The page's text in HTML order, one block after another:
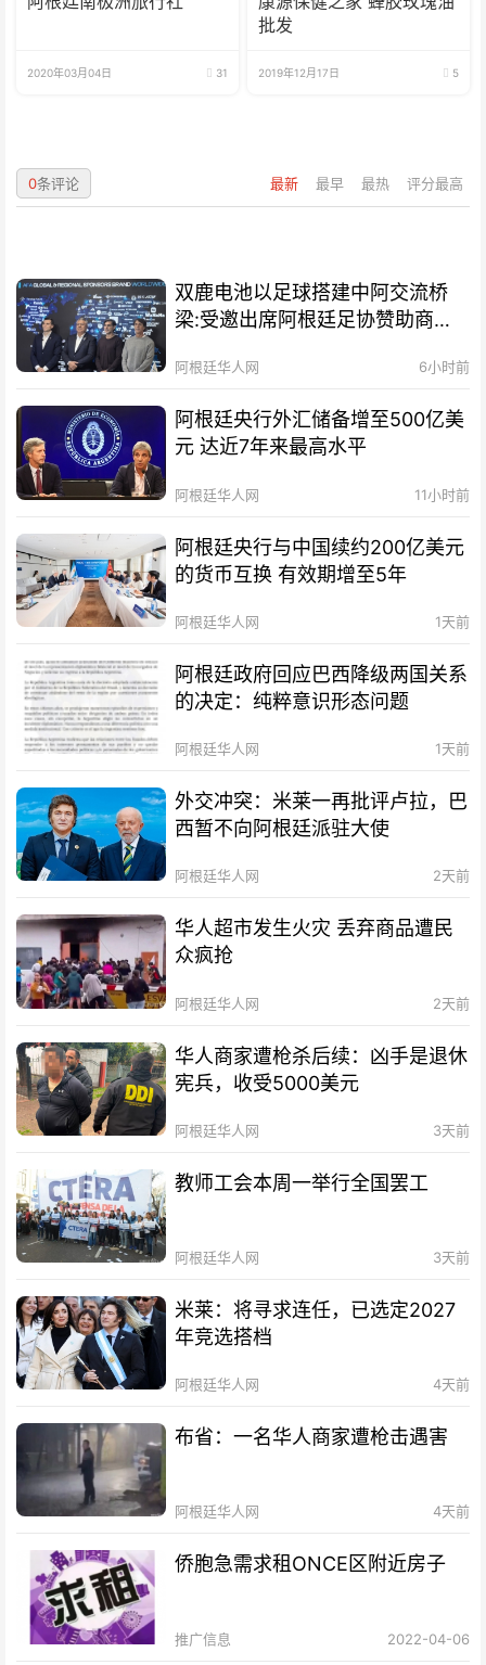
2020年03月04日 31
批发
2019年12月17日 5
最新 最早 最热 评分最高
0条评论
双鹿电池以足球搭建中阿交流桥
梁:受邀出席阿根廷足协赞助商招
阿根廷华人网 6小时前
阿根廷央行外汇储备增至500亿美
元 达近7年来最高水平
阿根廷华人网 11小时前
阿根廷央行与中国续约200亿美元
的货币互换 有效期增至5年
阿根廷华人网 1天前
阿根廷政府回应巴西降级两国关系
的决定：纯粹意识形态问题
阿根廷华人网 1天前
外交冲突：米莱一再批评卢拉，巴
西暂不向阿根廷派驻大使
阿根廷华人网 2天前
华人超市发生火灾 丢弃商品遭民
众疯抢
阿根廷华人网 2天前
华人商家遭枪杀后续：凶手是退休
宪兵，收受5000美元
阿根廷华人网 3天前
教师工会本周一举行全国罢工
阿根廷华人网 3天前
米莱：将寻求连任，已选定2027
年竞选搭档
阿根廷华人网 4天前
布省：一名华人商家遭枪击遇害
阿根廷华人网 4天前
侨胞急需求租ONCE区附近房子
推广信息 2022-04-06